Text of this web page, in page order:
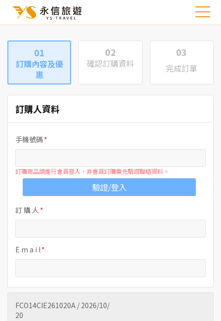
01
訂購內容及優
惠
02
確認訂購資料
03
完成訂單
訂購人資料
手機號碼
訂購商品請進行會員登入，非會員訂購需先驗證聯絡資料。
驗證/登入
訂 購 人
E m a i l
FCO14CIE261020A / 2026/10/
20